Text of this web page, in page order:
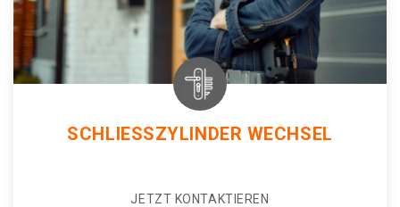
SCHLIESSZYLINDER WECHSEL
JETZT KONTAKTIEREN